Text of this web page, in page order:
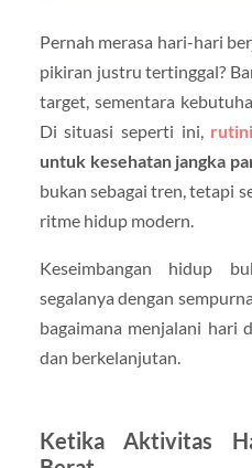
Pernah merasa hari-hari
pikiran justru tertinggal?
target, sementara
Di situasi seperti ini,
untuk kesehatan jangka
bukan sebagai tren, tetapi
ritme hidup modern.
Keseimbangan hidup
segalanya dengan
bagaimana menjalani hari
dan berkelanjutan.
Ketika Aktivitas